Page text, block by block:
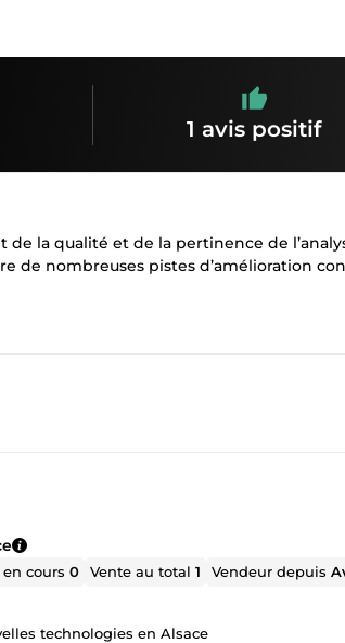
1 avis positif
de la qualité et de la pertinence de
de nombreuses pistes d’amélioration
en cours0 Vente au total1 Vendeur depuis
technologies en Alsace